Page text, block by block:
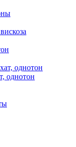
однотон
однотон